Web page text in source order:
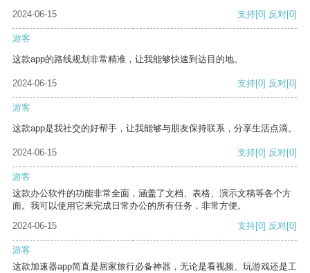
2024-06-15 支持[0] 反对[0]
游客
这款app的路线规划非常精准，让我能够快速到达目的地。
2024-06-15 支持[0] 反对[0]
游客
这款app是我社交的好帮手，让我能够与朋友保持联系，分享生活点滴。
2024-06-15 支持[0] 反对[0]
游客
这款办公软件的功能非常全面，涵盖了文档、表格、演示文稿等各个方
面。我可以使用它来完成日常办公的所有任务，非常方便。
2024-06-15
支持[0] 反对[0]
游客
这款加速器app简直是居家旅行必备神器，无论是看视频、玩游戏还是工